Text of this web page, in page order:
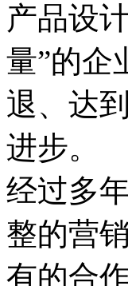
产品设
量”的企
退、达
进步。
经过多
整的营
有的合